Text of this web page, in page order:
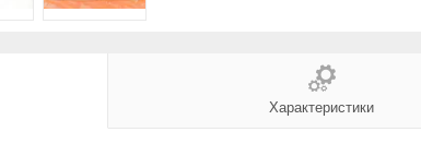
Характеристики